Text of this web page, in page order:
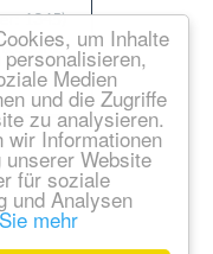
um Inhalte
Medien
und die Zugriffe
zu analysieren.
wir Informationen
Website
für soziale
und Analysen
mehr
1345)